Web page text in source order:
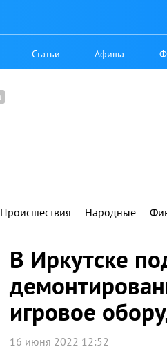
Статьи Афиша
Происшествия Народные
В Иркутске
игровое
16 июня 2022 12:52